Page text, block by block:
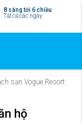
8 sáng tới 6 chiều
Tất cả các ngày
sạn Vogue Resort
hộ